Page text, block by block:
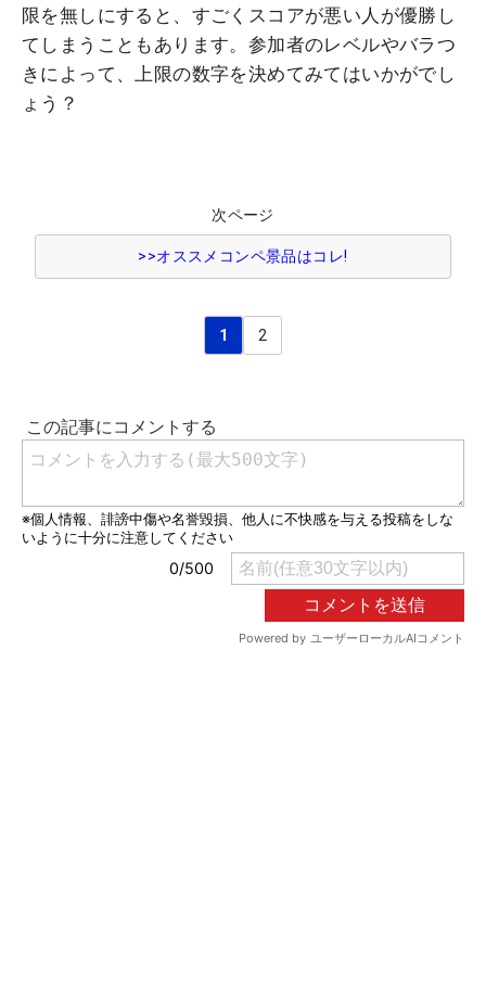
限を無しにすると、すごくスコアが悪い人が優勝し
てしまうこともあります。参加者のレベルやバラつ
きによって、上限の数字を決めてみてはいかがでし
ょう？
次ページ
>>オススメコンペ景品はコレ!
1 2